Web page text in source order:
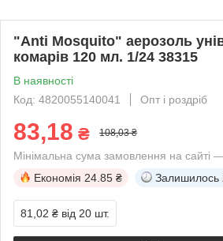
"Anti Mosquito" аерозоль
комарів 120 мл. 1/24 38315
В наявності
Код: 4820055140041
Опт і роздріб
83,18 ₴ 108,03 ₴
Мінімальна сума замовлення на сайті
Економія 24.85 ₴ Залишилось
81,02 ₴ від 20 шт.